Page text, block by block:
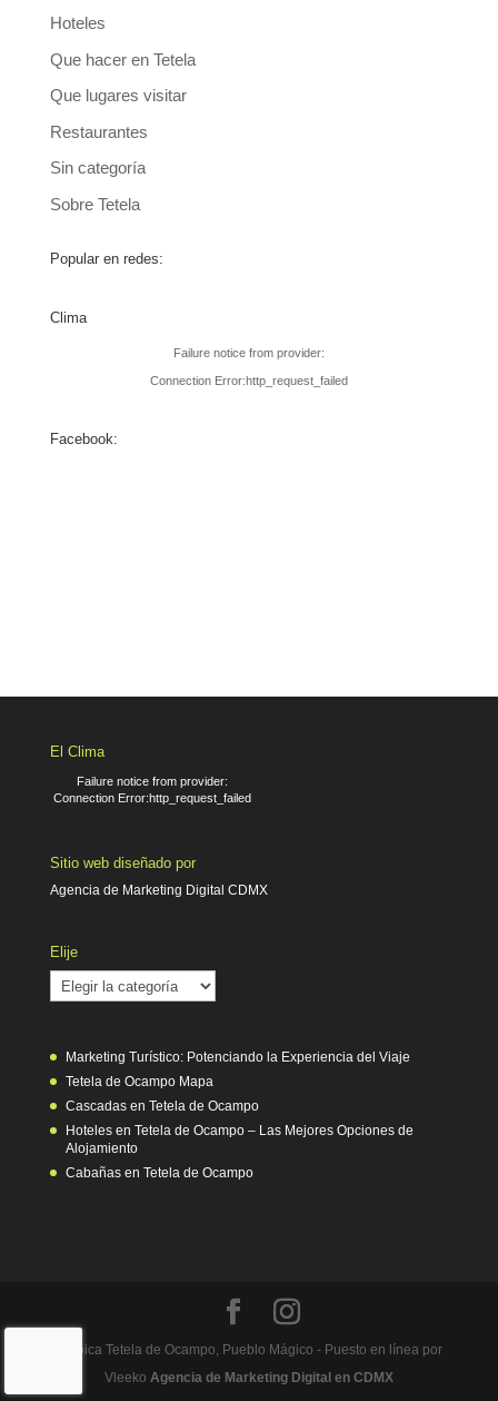
Hoteles
Que hacer en Tetela
Que lugares visitar
Restaurantes
Sin categoría
Sobre Tetela
Popular en redes:
Clima
Failure notice from provider:
Connection Error:http_request_failed
Facebook:
El Clima
Failure notice from provider:
Connection Error:http_request_failed
Sitio web diseñado por
Agencia de Marketing Digital CDMX
Elije
Elije
Marketing Turístico: Potenciando la Experiencia del Viaje
Tetela de Ocampo Mapa
Cascadas en Tetela de Ocampo
Hoteles en Tetela de Ocampo – Las Mejores Opciones de
Alojamiento
Cabañas en Tetela de Ocampo
Heróica Tetela de Ocampo, Pueblo Mágico - Puesto en línea por
Vleeko Agencia de Marketing Digital en CDMX